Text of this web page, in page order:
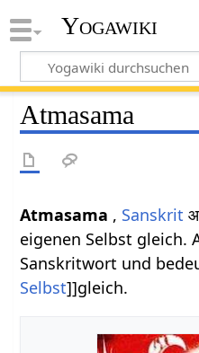
Yogawiki
Atmasama
Atmasama , Sanskrit
eigenen Selbst gleich.
Sanskritwort und
Selbst]]gleich.